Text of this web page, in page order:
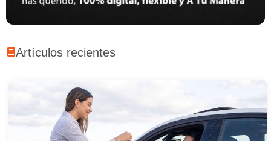
Artículos recientes